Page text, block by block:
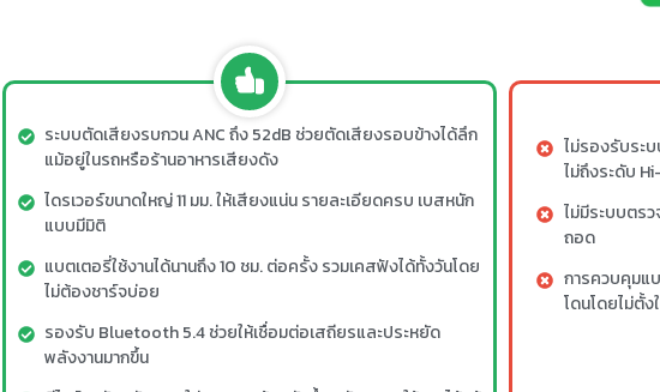
ระบบตัดเสียงรบกวน ANC ถึง 52dB ช่วยตัดเสียงรอบข้างได้ลึก
แม้อยู่ในรถหรือร้านอาหารเสียงดัง
ไดรเวอร์ขนาดใหญ่ 11 มม. ให้เสียงแน่น รายละเอียดครบ เบสหนัก
แบบมีมิติ
แบตเตอรี่ใช้งานได้นานถึง 10 ชม. ต่อครั้ง รวมเคสฟังได้ทั้งวันโดย
ไม่ต้องชาร์จบ่อย
รองรับ Bluetooth 5.4 ช่วยให้เชื่อมต่อเสถียรและประหยัด
พลังงานมากขึ้น
ไม่รองรับระ
ไม่ถึงระดับ
ไม่มีระบบตร
ถอด
การควบคุมแ
โดนโดยไม่ตั้ง